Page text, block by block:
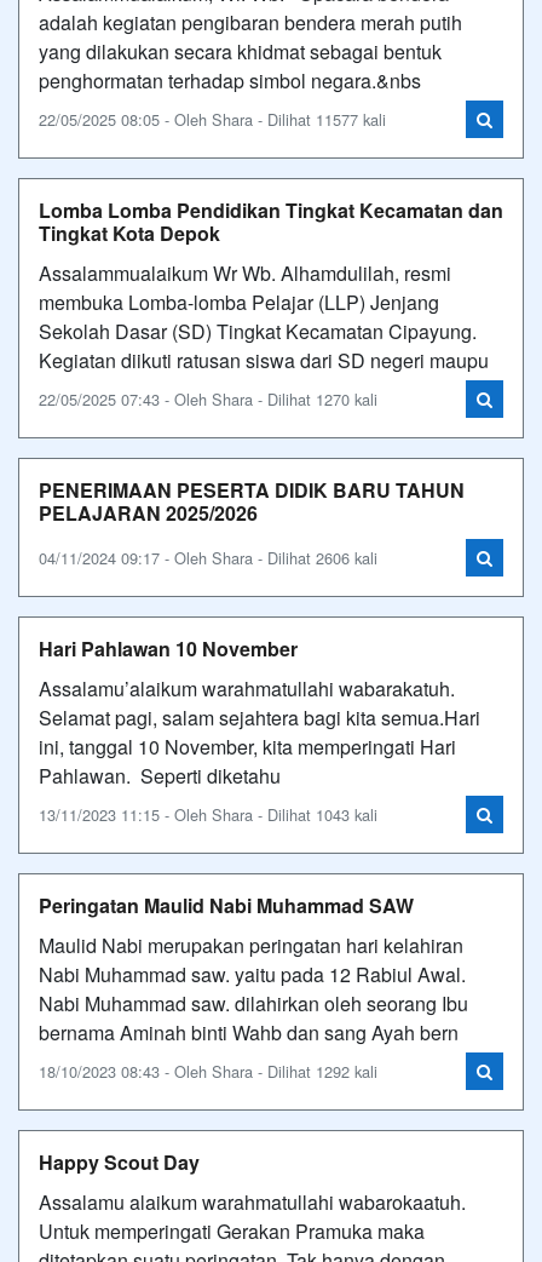
adalah kegiatan pengibaran bendera merah putih
yang dilakukan secara khidmat sebagai bentuk
penghormatan terhadap simbol negara.&nbs
22/05/2025 08:05 - Oleh Shara - Dilihat 11577 kali
Lomba Lomba Pendidikan Tingkat Kecamatan dan
Tingkat Kota Depok
Assalammualaikum Wr Wb. Alhamdulilah, resmi
membuka Lomba-lomba Pelajar (LLP) Jenjang
Sekolah Dasar (SD) Tingkat Kecamatan Cipayung.
Kegiatan diikuti ratusan siswa dari SD negeri maupu
22/05/2025 07:43 - Oleh Shara - Dilihat 1270 kali
PENERIMAAN PESERTA DIDIK BARU TAHUN
PELAJARAN 2025/2026
04/11/2024 09:17 - Oleh Shara - Dilihat 2606 kali
Hari Pahlawan 10 November
Assalamu’alaikum warahmatullahi wabarakatuh.
Selamat pagi, salam sejahtera bagi kita semua.Hari
ini, tanggal 10 November, kita memperingati Hari
Pahlawan. Seperti diketahu
13/11/2023 11:15 - Oleh Shara - Dilihat 1043 kali
Peringatan Maulid Nabi Muhammad SAW
Maulid Nabi merupakan peringatan hari kelahiran
Nabi Muhammad saw. yaitu pada 12 Rabiul Awal.
Nabi Muhammad saw. dilahirkan oleh seorang Ibu
bernama Aminah binti Wahb dan sang Ayah bern
18/10/2023 08:43 - Oleh Shara - Dilihat 1292 kali
Happy Scout Day
Assalamu alaikum warahmatullahi wabarokaatuh.
Untuk memperingati Gerakan Pramuka maka